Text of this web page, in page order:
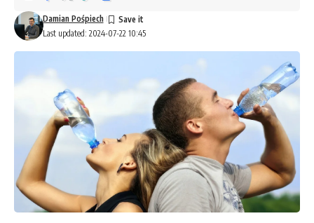
Last updated: 2024-07-22 10:45
Damian Pośpiech